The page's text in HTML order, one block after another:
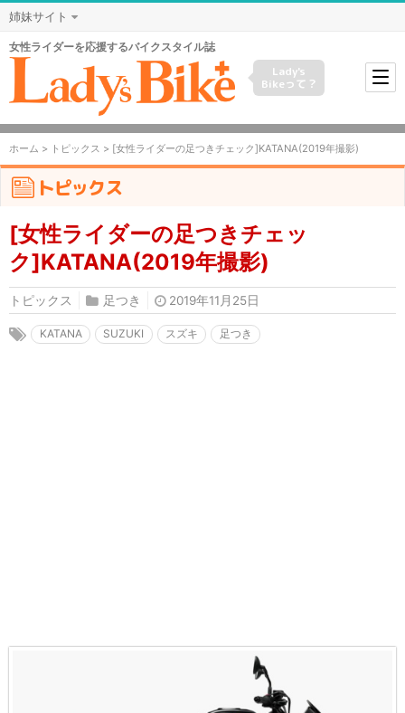
姉妹サイト
女性ライダーを応援するバイクスタイル誌
Lady's
Bikeって？
ホーム > トピックス > [女性ライダーの足つきチェック]KATANA(2019年撮影)
トピックス
[女性ライダーの足つきチェッ
ク]KATANA(2019年撮影)
トピックス 足つき 2019年11月25日
KATANA SUZUKI スズキ 足つき